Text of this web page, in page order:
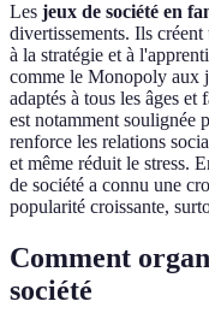
Les jeux de société en
divertissements. Ils
à la stratégie et à
comme le Monopoly aux
adaptés à tous les âges
est notamment soulignée
renforce les relations
et même réduit le stress.
de société a connu une
popularité croissante,
Comment
société